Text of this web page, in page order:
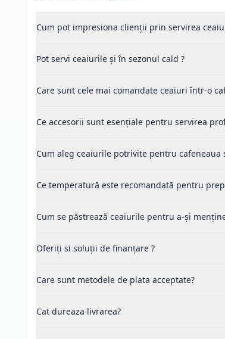
Cum pot impresiona clienții prin servirea
Pot servi ceaiurile și în sezonul cald ?
Care sunt cele mai comandate ceaiuri într-o
Ce accesorii sunt esențiale pentru servirea
Cum aleg ceaiurile potrivite pentru cafeneaua
Ce temperatură este recomandată pentru
Cum se păstrează ceaiurile pentru a-și
Oferiți si soluții de finanțare ?
Care sunt metodele de plata acceptate?
Cat dureaza livrarea?